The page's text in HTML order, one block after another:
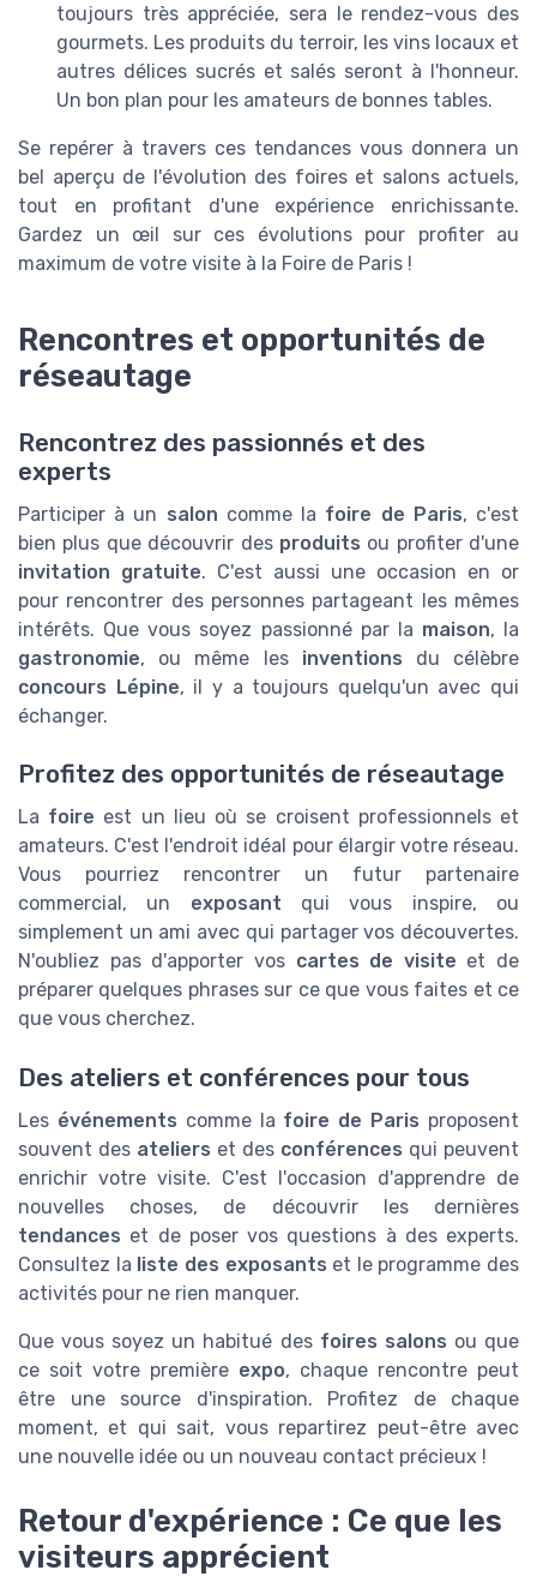
toujours très appréciée, sera le rendez-vous des
gourmets. Les produits du terroir, les vins locaux et
autres délices sucrés et salés seront à l'honneur.
Un bon plan pour les amateurs de bonnes tables.
Se repérer à travers ces tendances vous donnera un
bel aperçu de l'évolution des foires et salons actuels,
tout en profitant d'une expérience enrichissante.
Gardez un œil sur ces évolutions pour profiter au
maximum de votre visite à la Foire de Paris !
Rencontres et opportunités de
réseautage
Rencontrez des passionnés et des
experts
Participer à un salon comme la foire de Paris, c'est
bien plus que découvrir des produits ou profiter d'une
invitation gratuite. C'est aussi une occasion en or
pour rencontrer des personnes partageant les mêmes
intérêts. Que vous soyez passionné par la maison, la
gastronomie, ou même les inventions du célèbre
concours Lépine, il y a toujours quelqu'un avec qui
échanger.
Profitez des opportunités de réseautage
La foire est un lieu où se croisent professionnels et
amateurs. C'est l'endroit idéal pour élargir votre réseau.
Vous pourriez rencontrer un futur partenaire
commercial, un exposant qui vous inspire, ou
simplement un ami avec qui partager vos découvertes.
N'oubliez pas d'apporter vos cartes de visite et de
préparer quelques phrases sur ce que vous faites et ce
que vous cherchez.
Des ateliers et conférences pour tous
Les événements comme la foire de Paris proposent
souvent des ateliers et des conférences qui peuvent
enrichir votre visite. C'est l'occasion d'apprendre de
nouvelles choses, de découvrir les dernières
tendances et de poser vos questions à des experts.
Consultez la liste des exposants et le programme des
activités pour ne rien manquer.
Que vous soyez un habitué des foires salons ou que
ce soit votre première expo, chaque rencontre peut
être une source d'inspiration. Profitez de chaque
moment, et qui sait, vous repartirez peut-être avec
une nouvelle idée ou un nouveau contact précieux !
Retour d'expérience : Ce que les
visiteurs apprécient